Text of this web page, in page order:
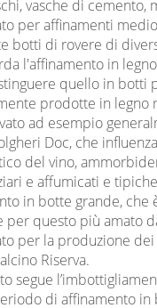
vasche di cemento,
per affinamenti
botti di rovere di
l'affinamento in
quello in botti
prodotte in legno
ad esempio
Doc, che
del vino,
e affumicati e
in botte grande, che
per questo più amato
per la produzione
Riserva.
segue
di affinamento in